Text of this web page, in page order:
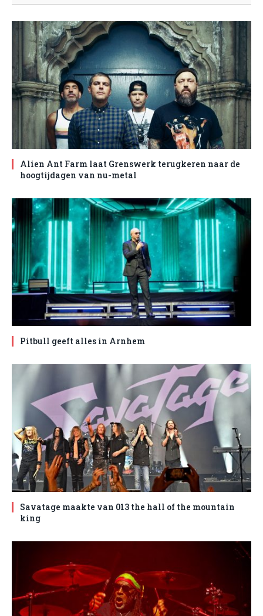
Alien Ant Farm laat Grenswerk terugkeren naar de
hoogtijdagen van nu-metal
Pitbull geeft alles in Arnhem
Savatage maakte van 013 the hall of the mountain
king